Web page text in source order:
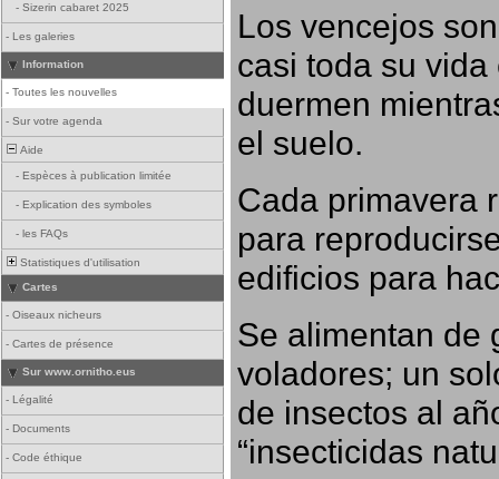
- Sizerin cabaret 2025
- Les galeries
Information
- Toutes les nouvelles
- Sur votre agenda
Aide
- Espèces à publication limitée
- Explication des symboles
- les FAQs
Statistiques d'utilisation
Cartes
- Oiseaux nicheurs
- Cartes de présence
Sur www.ornitho.eus
- Légalité
- Documents
- Code éthique
Los vencejos
casi toda su
duermen
el suelo.
Cada primavera
para
edificios para
Se alimentan de
voladores; un
de insectos al
“insecticidas